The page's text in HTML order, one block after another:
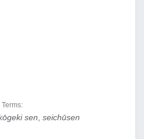
sen seichūsen